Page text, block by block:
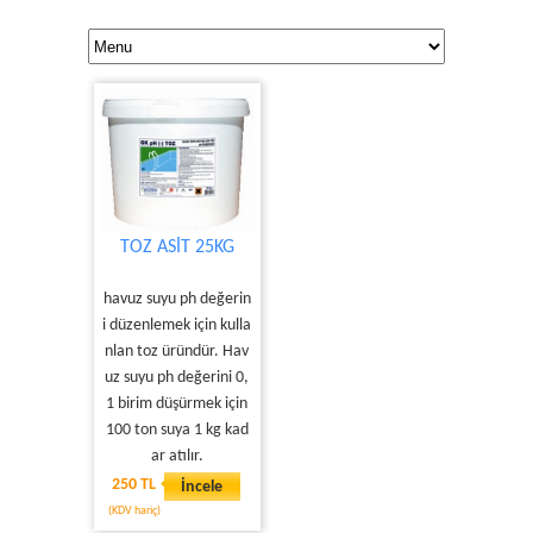
TOZ ASİT 25KG
havuz suyu ph değerin
i düzenlemek için kulla
nlan toz üründür. Hav
uz suyu ph değerini 0,
1 birim düşürmek için
100 ton suya 1 kg kad
ar atılır.
250 TL
(KDV hariç)
İncele